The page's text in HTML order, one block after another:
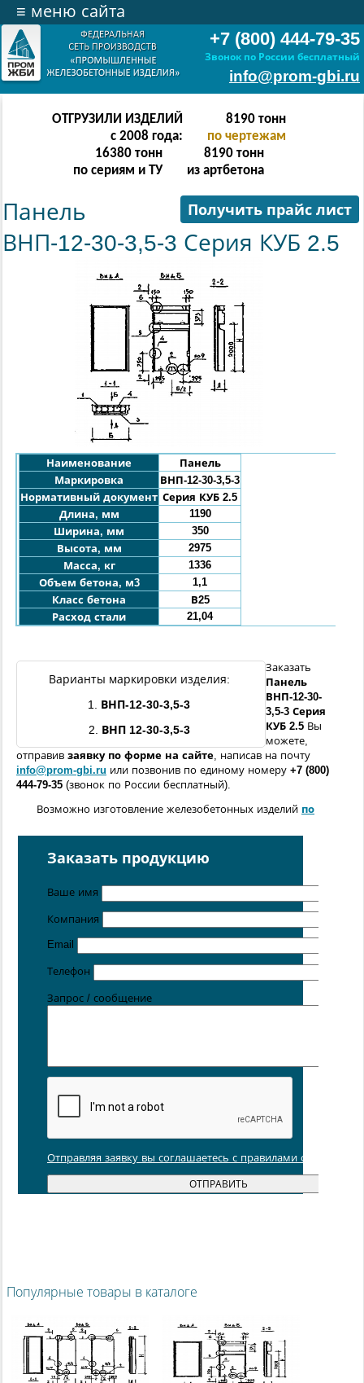
+7 (800) 444-79-35
Звонок по России бесплатный
info@prom-gbi.ru
≡ меню сайта
ОТГРУЗИЛИ ИЗДЕЛИЙ
с 2008 года:
32766тонн
по чертежам
65532 тонн
по сериям и ТУ
32766 тонн
из артбетона
Получить прайс лист
Панель
ВНП-12-30-3,5-3 Серия КУБ 2.5
Наименование
Панель
Маркировка
ВНП-12-30-3,5-3
Нормативный документ Серия КУБ 2.5
Длина, мм
1190
Ширина, мм
350
Высота, мм
2975
Масса, кг
1336
Объем бетона, м3
1,1
Класс бетона
В25
Расход стали
21,04
Варианты маркировки изделия:
1. ВНП-12-30-3,5-3
2.
ВНП 12-30-3,5-3
Заказать
Панель
ВНП-12-30-
3,5-3 Серия
КУБ 2.5 Вы
можете,
отправив заявку по форме на сайте, написав на почту
info@prom-gbi.ru или позвонив по единому номеру +7 (800)
444-79-35 (звонок по России бесплатный).
Возможно изготовление железобетонных изделий по
расположенных вСанкт-Петербурге
Цена от 5 руб. / кг
Заказать продукцию
Ваше имя
Компания
Email
Телефон
Запрос / сообщение
Отправляя заявку вы соглашаетесь с правилами обработки
Популярные товары в каталоге